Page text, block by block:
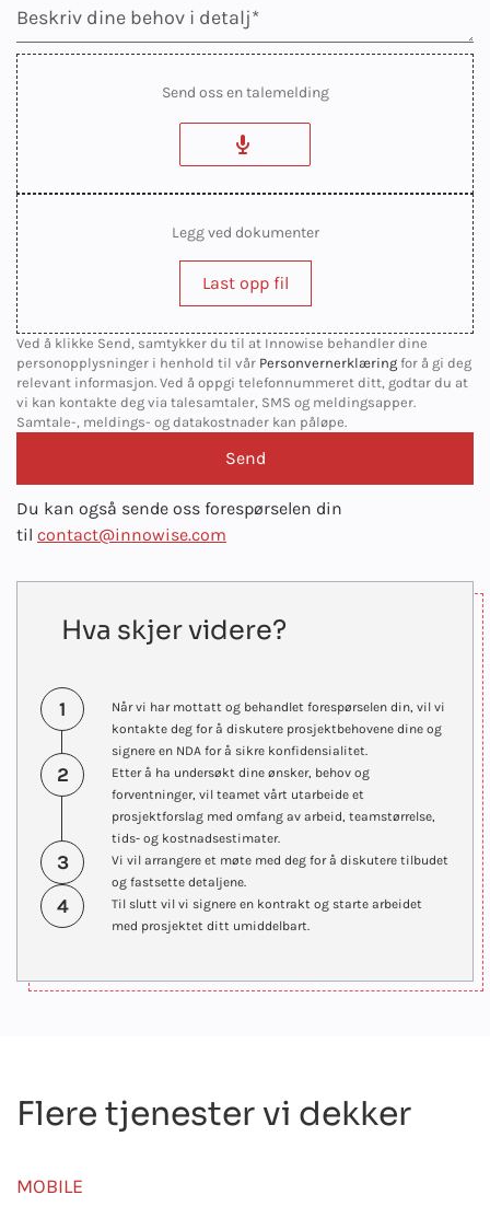
Send oss en talemelding
Legg ved dokumenter
Last opp fil
Ved å klikke Send, samtykker du til at Innowise behandler dine
personopplysninger i henhold til vår Personvernerklæring for å gi deg
relevant informasjon. Ved å oppgi telefonnummeret ditt, godtar du at
vi kan kontakte deg via talesamtaler, SMS og meldingsapper.
Samtale-, meldings- og datakostnader kan påløpe.
Du kan også sende oss forespørselen din
til contact@innowise.com
Hva skjer videre?
1
Når vi har mottatt og behandlet forespørselen din, vil vi
kontakte deg for å diskutere prosjektbehovene dine og
signere en NDA for å sikre konfidensialitet.
2
Etter å ha undersøkt dine ønsker, behov og
forventninger, vil teamet vårt utarbeide et
prosjektforslag med omfang av arbeid, teamstørrelse,
tids- og kostnadsestimater.
3
Vi vil arrangere et møte med deg for å diskutere tilbudet
og fastsette detaljene.
4
Til slutt vil vi signere en kontrakt og starte arbeidet
med prosjektet ditt umiddelbart.
Flere tjenester vi dekker
MOBILE